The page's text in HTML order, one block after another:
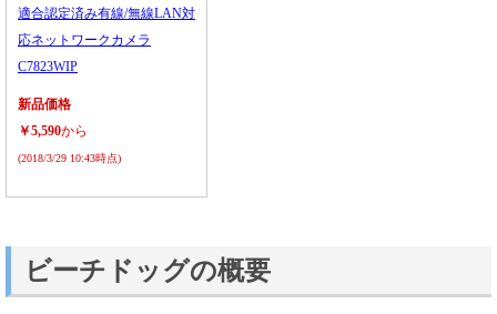
適合認定済み有線/無線LAN対
応ネットワークカメラ
C7823WIP
新品価格
￥5,590から
(2018/3/29 10:43時点)
ビーチドッグの概要